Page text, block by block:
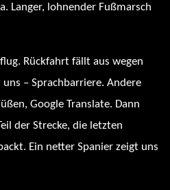
Langer, lohnender Fußmarsch
Rückfahrt fällt aus wegen
– Sprachbarriere. Andere
Google Translate. Dann
der Strecke, die letzten
Ein netter Spanier zeigt uns